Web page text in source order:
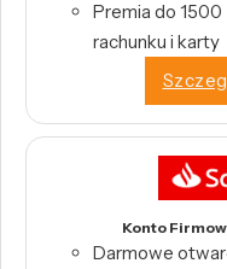
Premia do
rachunku i karty
Konto
Darmowe